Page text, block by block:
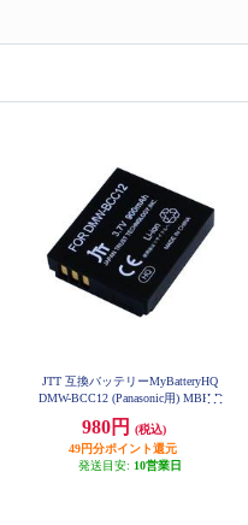
JTT 互換バッテリーMyBatteryHQ
DMW-BCC12 (Panasonic用) MBH-D
980円
(税込)
49円分ポイント還元
発送目安: 10営業日